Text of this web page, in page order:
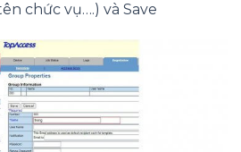
chức vụ….) và Save